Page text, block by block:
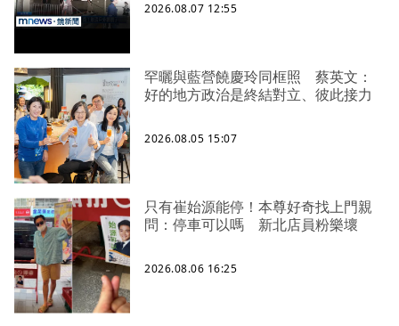
2026.08.07 12:55
罕曬與藍營饒慶玲同框照 蔡英文：
好的地方政治是終結對立、彼此接力
2026.08.05 15:07
只有崔始源能停！本尊好奇找上門親
問：停車可以嗎 新北店員粉樂壞
2026.08.06 16:25